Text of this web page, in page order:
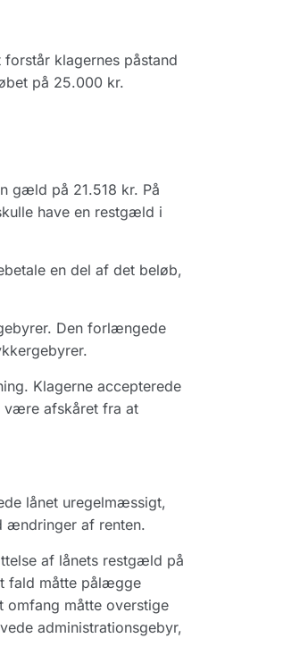
klagernes påstand
på 25.000 kr.
gæld på 21.518 kr. På
have en restgæld i
en del af det beløb,
Den forlængede
Klagerne accepterede
være afskåret fra at
lånet uregelmæssigt,
ændringer af renten.
af lånets restgæld på
fald måtte pålægge
omfang måtte overstige
administrationsgebyr,